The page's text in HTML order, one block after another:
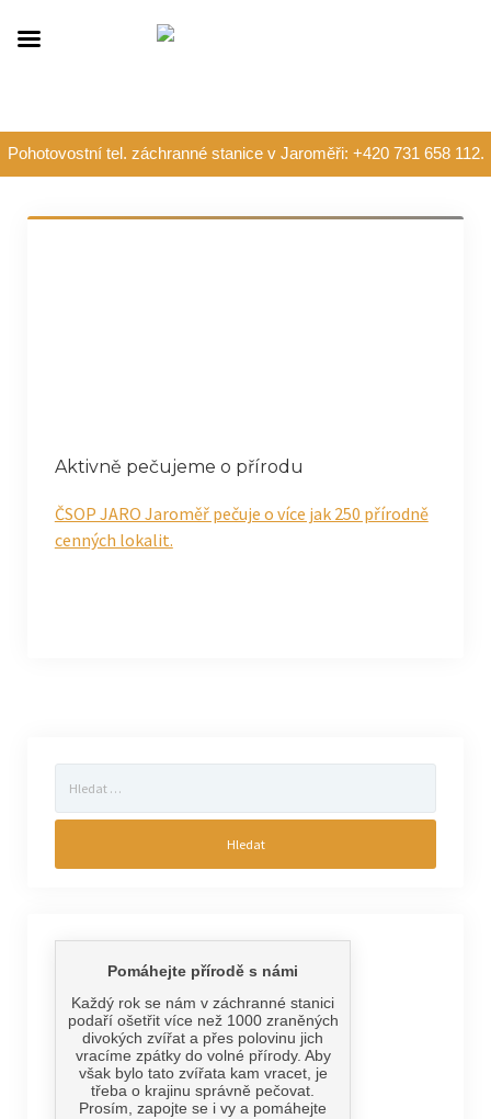
Pohotovostní tel. záchranné stanice v Jaroměři: +420 731 658 112.
Aktivně pečujeme o přírodu
ČSOP JARO Jaroměř pečuje o více jak 250 přírodně
cenných lokalit.